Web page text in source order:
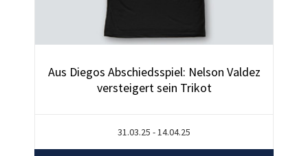
Aus Diegos Abschiedsspiel: Nelson Valdez
versteigert sein Trikot
31.03.25 - 14.04.25